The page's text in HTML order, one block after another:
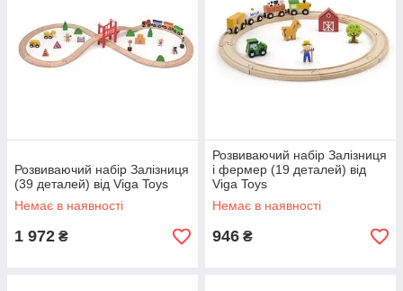
Розвиваючий набір Залізниця
(39 деталей) від Viga Toys
Немає в наявності
1 972 ₴
Розвиваючий набір Залізниця
і фермер (19 деталей) від
Viga Toys
Немає в наявності
946 ₴